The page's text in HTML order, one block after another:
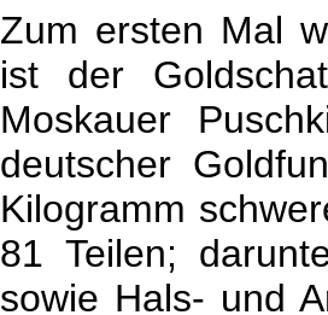
Zum ersten Mal
ist der
Moskauer
deutscher
Kilogramm
81 Teilen;
sowie Hals- und